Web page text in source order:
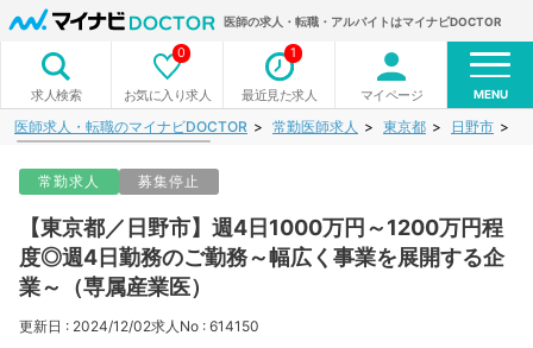
医師の求人・転職・アルバイトはマイナビDOCTOR
求人検索 お気に入り求人
0
最近見た求人
1
マイページ MENU
医師求人・転職のマイナビDOCTOR 常勤医師求人 東京都 日野市
常勤求人 募集停止
【東京都／日野市】週4日1000万円～1200万円程
度◎週4日勤務のご勤務～幅広く事業を展開する企
業～（専属産業医）
更新日 : 2024/12/02求人No : 614150